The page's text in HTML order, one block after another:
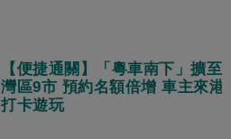
【便捷通關】「粵車南下」擴至
灣區9市 預約名額倍增 車主來港
打卡遊玩